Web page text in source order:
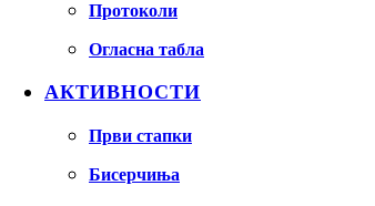
Протоколи
Огласна табла
АКТИВНОСТИ
Први стапки
Бисерчиња